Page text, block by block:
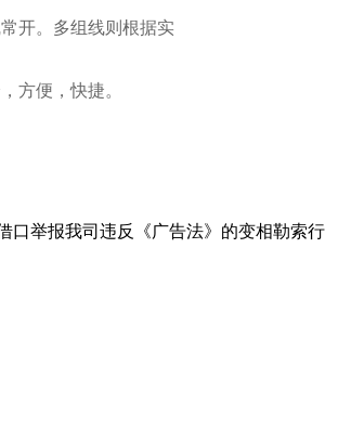
开。多组线则根据实
方便，快捷。
口举报我司违反《广告法》的变相勒索行